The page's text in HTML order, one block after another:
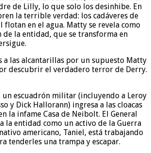
de Lilly, lo que solo los desinhibe. En
la terrible verdad: los cadáveres de
flotan en el agua. Matty se revela como
de la entidad, que se transforma en
a las alcantarillas por un supuesto Matty
descubrir el verdadero terror de Derry.
un escuadrón militar (incluyendo a Leroy
y Dick Hallorann) ingresa a las cloacas
la infame Casa de Neibolt. El General
la entidad como un activo de la Guerra
americano, Taniel, está trabajando
tenderles una trampa y escapar.